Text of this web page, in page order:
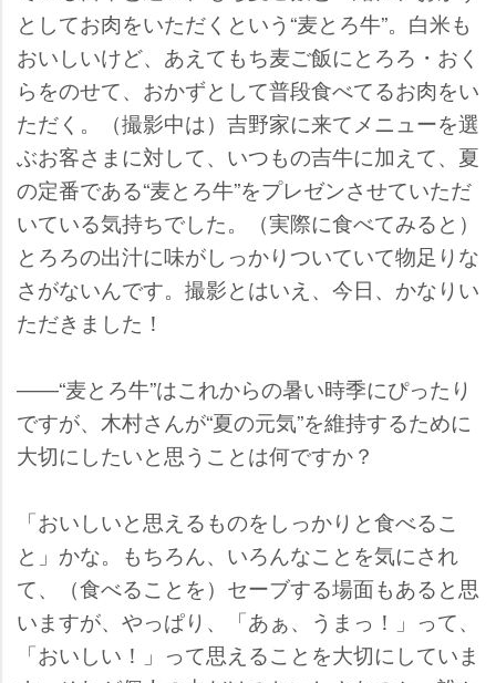
としてお肉をいただくという“麦とろ牛”。白米も
おいしいけど、あえてもち麦ご飯にとろろ・おく
らをのせて、おかずとして普段食べてるお肉をい
ただく。（撮影中は）吉野家に来てメニューを選
ぶお客さまに対して、いつもの吉牛に加えて、夏
の定番である“麦とろ牛”をプレゼンさせていただ
いている気持ちでした。（実際に食べてみると）
とろろの出汁に味がしっかりついていて物足りな
さがないんです。撮影とはいえ、今日、かなりい
ただきました！
――“麦とろ牛”はこれからの暑い時季にぴったり
ですが、木村さんが“夏の元気”を維持するために
大切にしたいと思うことは何ですか？
「おいしいと思えるものをしっかりと食べるこ
と」かな。もちろん、いろんなことを気にされ
て、（食べることを）セーブする場面もあると思
いますが、やっぱり、「あぁ、うまっ！」って、
「おいしい！」って思えることを大切にしていま